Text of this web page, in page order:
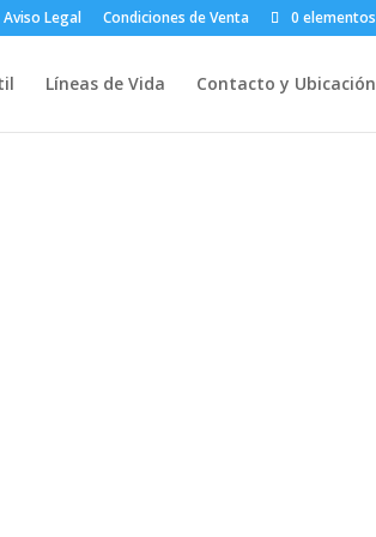
Aviso Legal Condiciones de Venta 0 elementos
Líneas de Vida Contacto y Ubicación